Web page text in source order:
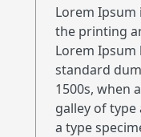
Lorem
the printing
Lorem
standard
1500s, when
galley of
a type